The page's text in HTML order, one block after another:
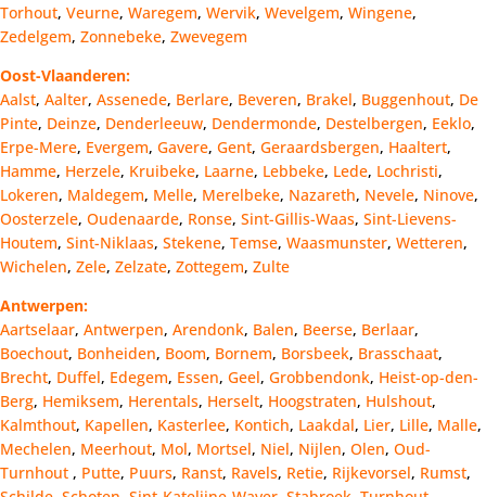
Torhout, Veurne, Waregem, Wervik, Wevelgem, Wingene,
Zedelgem, Zonnebeke, Zwevegem
Oost-Vlaanderen:
Aalst, Aalter, Assenede, Berlare, Beveren, Brakel, Buggenhout, De
Pinte, Deinze, Denderleeuw, Dendermonde, Destelbergen, Eeklo,
Erpe-Mere, Evergem, Gavere, Gent, Geraardsbergen, Haaltert,
Hamme, Herzele, Kruibeke, Laarne, Lebbeke, Lede, Lochristi,
Lokeren, Maldegem, Melle, Merelbeke, Nazareth, Nevele, Ninove,
Oosterzele, Oudenaarde, Ronse, Sint-Gillis-Waas, Sint-Lievens-
Houtem, Sint-Niklaas, Stekene, Temse, Waasmunster, Wetteren,
Wichelen, Zele, Zelzate, Zottegem, Zulte
Antwerpen:
Aartselaar, Antwerpen, Arendonk, Balen, Beerse, Berlaar,
Boechout, Bonheiden, Boom, Bornem, Borsbeek, Brasschaat,
Brecht, Duffel, Edegem, Essen, Geel, Grobbendonk, Heist-op-den-
Berg, Hemiksem, Herentals, Herselt, Hoogstraten, Hulshout,
Kalmthout, Kapellen, Kasterlee, Kontich, Laakdal, Lier, Lille, Malle,
Mechelen, Meerhout, Mol, Mortsel, Niel, Nijlen, Olen, Oud-
Turnhout , Putte, Puurs, Ranst, Ravels, Retie, Rijkevorsel, Rumst,